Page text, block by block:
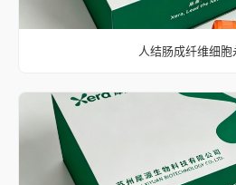
人结肠成纤维细胞